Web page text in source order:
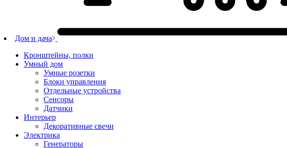
Дом и дача
Кронштейны, полки
Умный дом
Умные розетки
Блоки управления
Отдельные устройства
Сенсоры
Датчики
Интерьер
Декоративные свечи
Электрика
Генераторы